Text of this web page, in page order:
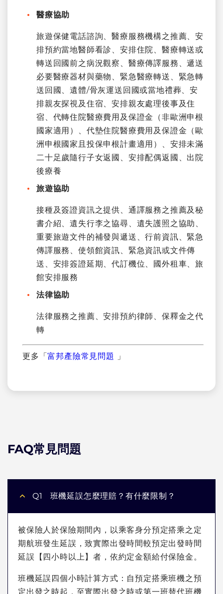
醫療協助
旅遊保健電話諮詢、醫療服務機構之推薦、安
排預約當地醫師看診、安排住院、醫療轉送或
轉送回國前之病況觀察、醫療傳譯服務、遞送
必要醫療器材與藥物、緊急醫療轉送、緊急轉
送回國、遺體/骨灰運送回國或當地禮葬、安
排親友探視及住宿、安排親友處理後事及住
宿、代轉住院醫療費用及保證金（非歐洲申根
國家適用）、代墊住院醫療費用及保證金（歐
洲申根國家且投保申根計畫適用）、安排未滿
二十足歲隨行子女返國、安排配偶返國、出院
後療養
旅遊協助
接種及簽證資訊之提供、通譯服務之推薦及秘
書介紹、遺失行李之協尋、遺失護照之協助、
重要旅遊文件的補發與遞送、行前資訊、緊急
傳譯服務、使領館資訊、緊急資訊或文件傳
送、安排簽證延期、代訂機位、國外租車、旅
館安排服務
法律協助
法律服務之推薦、安排預約律師、保釋金之代
轉
更多「富邦產險常見問題 」
FAQ常見問題
Q1 班機延誤怎麼理賠？有什麼限制？
被保險人於保險期間內，以乘客身分預定搭乘之定
期航班發生延誤，致實際出發時間較預定出發時間
延誤【四小時以上】者，依約定金額給付保險金。
班機延誤四個小時計算方式：自預定搭乘班機之預
定出發之時起，至實際出發之時或第一班替代班機